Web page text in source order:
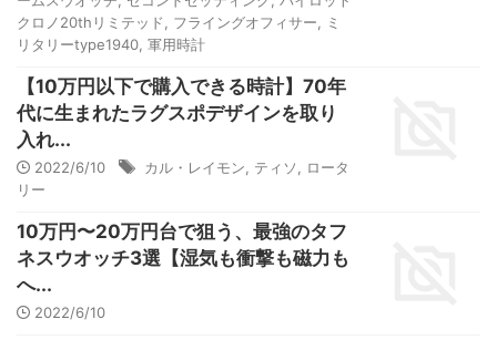
クロノ20thリミテッド
フライングオフィサー
ミ
リタリーtype1940 軍用時計
【10万円以下で購入できる時計】70年
代に生まれたラグスポデザインを取り
入れ...
2022/6/10 カル・レイモン ティソ
ロータ
リー
10万円〜20万円台で狙う、最強のタフ
ネスウオッチ3選【湿気も衝撃も磁力も
へ...
2022/6/10